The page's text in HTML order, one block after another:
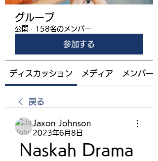
グループ
公開 · 158名のメンバー
参加する
ディスカッション メディア メンバー
戻る
Jaxon Johnson
2023年6月8日
Naskah Drama